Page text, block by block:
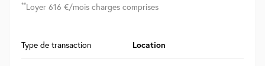
**Loyer 616 €/mois charges comprises
Type de transaction Location